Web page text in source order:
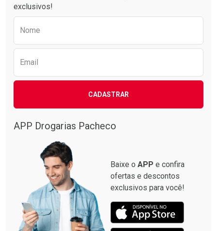
exclusivos!
Nome
Email
CADASTRAR
APP Drogarias Pacheco
Baixe o APP e confira
ofertas e descontos
exclusivos para você!